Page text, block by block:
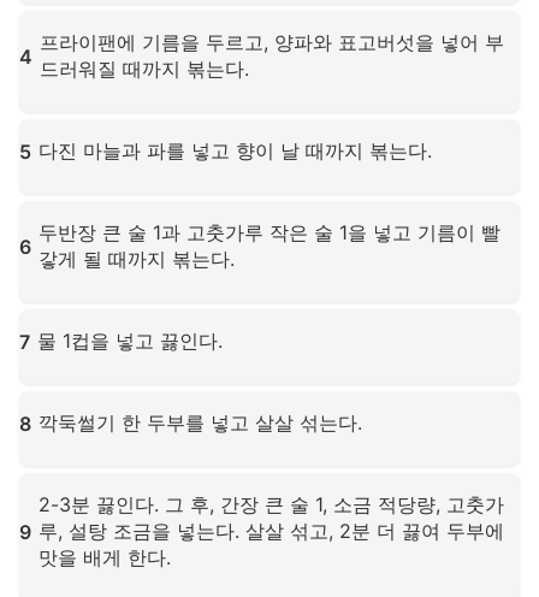
4
프라이팬에 기름을 두르고, 양파와 표고버섯을 넣어 부
드러워질 때까지 볶는다.
5 다진 마늘과 파를 넣고 향이 날 때까지 볶는다.
6
두반장 큰 술 1과 고춧가루 작은 술 1을 넣고 기름이 빨
갛게 될 때까지 볶는다.
7 물 1컵을 넣고 끓인다.
8 깍둑썰기 한 두부를 넣고 살살 섞는다.
9
2-3분 끓인다. 그 후, 간장 큰 술 1, 소금 적당량, 고춧가
루, 설탕 조금을 넣는다. 살살 섞고, 2분 더 끓여 두부에
맛을 배게 한다.